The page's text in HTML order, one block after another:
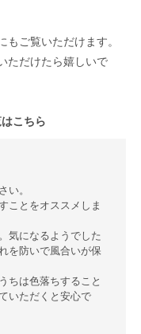
ご覧いただけます。
ただけたら嬉しいで
こちら
い。
ことをオススメしま
気になるようでした
を防いで風合いが保
ちは色落ちすること
いただくと安心で